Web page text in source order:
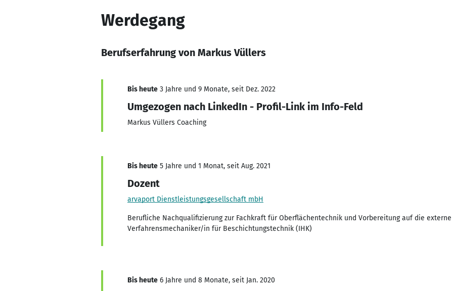
Werdegang
Berufserfahrung von Markus Vüllers
Bis heute 3 Jahre und 9 Monate, seit Dez. 2022
Umgezogen nach LinkedIn - Profil-Link im Info-Feld
Markus Vüllers Coaching
Bis heute 5 Jahre und 1 Monat, seit Aug. 2021
Dozent
arvaport Dienstleistungsgesellschaft mbH
Berufliche Nachqualifizierung zur Fachkraft für Oberflächentechnik und Vorbereitung auf die
Verfahrensmechaniker/in für Beschichtungstechnik (IHK)
Bis heute 6 Jahre und 8 Monate, seit Jan. 2020